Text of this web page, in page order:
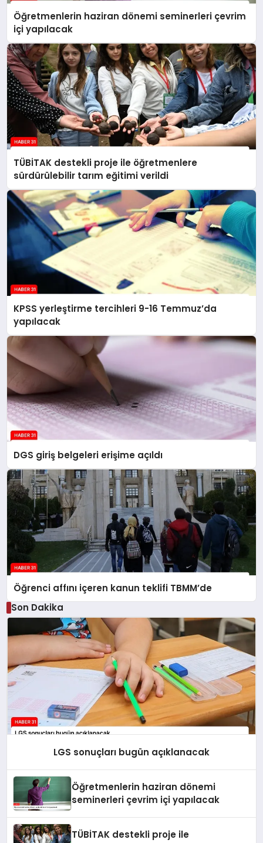
Öğretmenlerin haziran dönemi seminerleri çevrim
içi yapılacak
TÜBİTAK destekli proje ile öğretmenlere
sürdürülebilir tarım eğitimi verildi
KPSS yerleştirme tercihleri 9-16 Temmuz’da
yapılacak
DGS giriş belgeleri erişime açıldı
Öğrenci affını içeren kanun teklifi TBMM’de
Son Dakika
LGS sonuçları bugün açıklanacak
Öğretmenlerin haziran dönemi
seminerleri çevrim içi yapılacak
TÜBİTAK destekli proje ile